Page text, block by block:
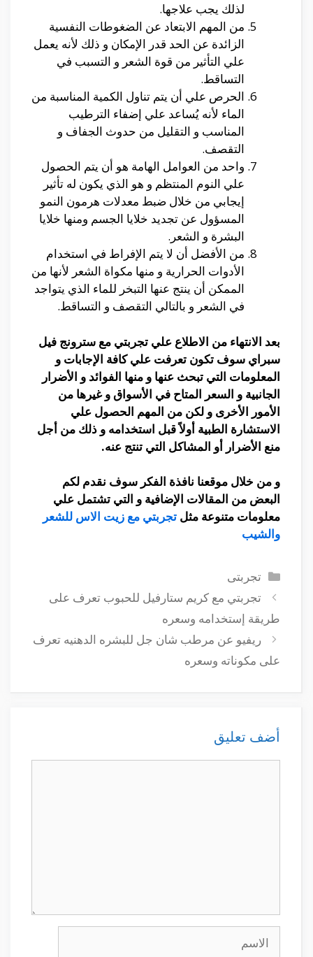
لذلك يجب علاجها.
من المهم الابتعاد عن الضغوطات النفسية
الزائدة عن الحد قدر الإمكان و ذلك لأنه يعمل
علي التأثير من قوة الشعر و التسبب في
التساقط.
الحرص علي أن يتم تناول الكمية المناسبة من
الماء لأنه يُساعد علي إضفاء الترطيب
المناسب و التقليل من حدوث الجفاف و
التقصف.
واحد من العوامل الهامة هو أن يتم الحصول
علي النوم المنتظم و هو الذي يكون له تأثير
إيجابي من خلال ضبط معدلات هرمون النمو
المسؤول عن تجديد خلايا الجسم ومنها خلايا
البشرة و الشعر.
من الأفضل أن لا يتم الإفراط في استخدام
الأدوات الحرارية و منها مكواة الشعر لأنها من
الممكن أن ينتج عنها التبخر للماء الذي يتواجد
في الشعر و بالتالي التقصف و التساقط.
بعد الانتهاء من الاطلاع علي تجربتي مع سترونج فيل
سبراي سوف تكون تعرفت علي كافة الإجابات و
المعلومات التي تبحث عنها و منها الفوائد و الأضرار
الجانبية و السعر المتاح في الأسواق و غيرها من
الأمور الأخرى و لكن من المهم الحصول علي
الاستشارة الطبية أولاً قبل استخدامه و ذلك من أجل
منع الأضرار أو المشاكل التي تنتج عنه.
و من خلال موقعنا نافذة الفكر سوف نقدم لكم
البعض من المقالات الإضافية و التي تشتمل علي
معلومات متنوعة مثل تجربتي مع زيت الاس للشعر
والشيب
التصنيفات
تجربتى
تجربتي مع كريم ستارفيل للحبوب تعرف على
طريقة إستخدامه وسعره
ريفيو عن مرطب شان جل للبشره الدهنيه تعرف
على مكوناته وسعره
أضف تعليق
الاسم